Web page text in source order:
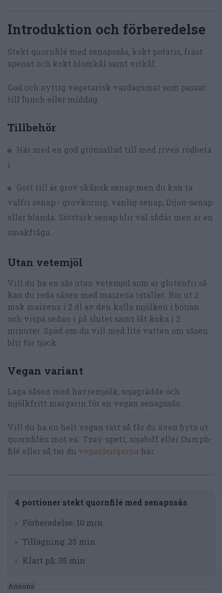
Introduktion och förberedelse
Stekt quornfilé med senapssås, kokt potatis, fräst
spenat och kokt blomkål samt vitkål.
God och nyttig vegetarisk vardagsmat som passar
till lunch eller middag.
Tillbehör
Här med en god grönsallad till med riven rödbeta
i.
Gott till är grov skånsk senap men du kan ta
valfri senap - grovkornig, vanlig senap, Dijon-senap
eller blanda. Sötstark senap blir väl sådär men är en
smakfråga.
Utan vetemjöl
Vill du ha en sås utan vetemjöl som är glutenfri så
kan du reda såsen med maizena istället. Rör ut 2
msk maizena i 2 dl av den kalla mjölken i början
och vispa sedan i på slutet samt låt koka i 2
minuter. Späd om du vill med lite vatten om såsen
blir för tjock.
Vegan variant
Laga såsen med havremjölk, sojagrädde och
mjölkfritt margarin för en vegan senapssås.
Vill du ha en helt vegan rätt så får du även byta ut
quornfilén mot ex. Tzay-spett, sojabiff eller Oumph-
filé eller så tar du veganburgarna här.
4 portioner stekt quornfilé med senapssås
Förberedelse: 10 min
Tillagning: 25 min
Klart på: 35 min